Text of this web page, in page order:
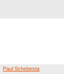
Paul Schebesta